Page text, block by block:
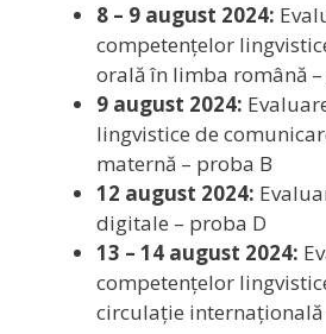
8 – 9 august 2024:
competențelor
orală în limba română
9 august 2024:
lingvistice de
maternă – proba B
12 august 2024:
digitale – proba D
13 – 14 august 2024:
competențelor
circulație internațională